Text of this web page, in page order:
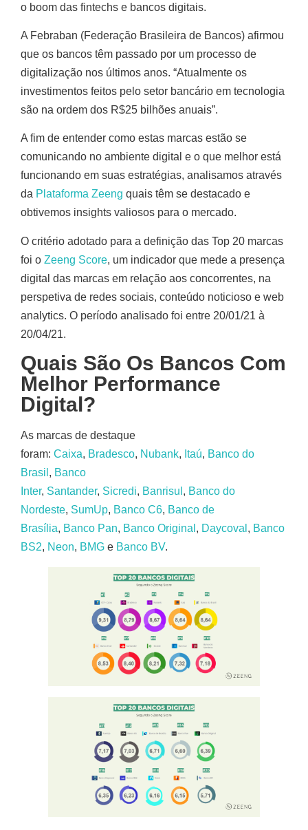
o boom das fintechs e bancos digitais.
A Febraban (Federação Brasileira de Bancos) afirmou
que os bancos têm passado por um processo de
digitalização nos últimos anos. “Atualmente os
investimentos feitos pelo setor bancário em tecnologia
são na ordem dos R$25 bilhões anuais”.
A fim de entender como estas marcas estão se
comunicando no ambiente digital e o que melhor está
funcionando em suas estratégias, analisamos através
da Plataforma Zeeng quais têm se destacado e
obtivemos insights valiosos para o mercado.
O critério adotado para a definição das Top 20 marcas
foi o Zeeng Score, um indicador que mede a presença
digital das marcas em relação aos concorrentes, na
perspetiva de redes sociais, conteúdo noticioso e web
analytics. O período analisado foi entre 20/01/21 à
20/04/21.
Quais São Os Bancos Com
Melhor Performance
Digital?
As marcas de destaque
foram: Caixa, Bradesco, Nubank, Itaú, Banco do
Brasil , Banco
Inter, Santander, Sicredi, Banrisul , Banco do
Nordeste, SumUp, Banco C6, Banco de
Brasília, Banco Pan, Banco Original , Daycoval , Banco
BS2, Neon, BMG e Banco BV.